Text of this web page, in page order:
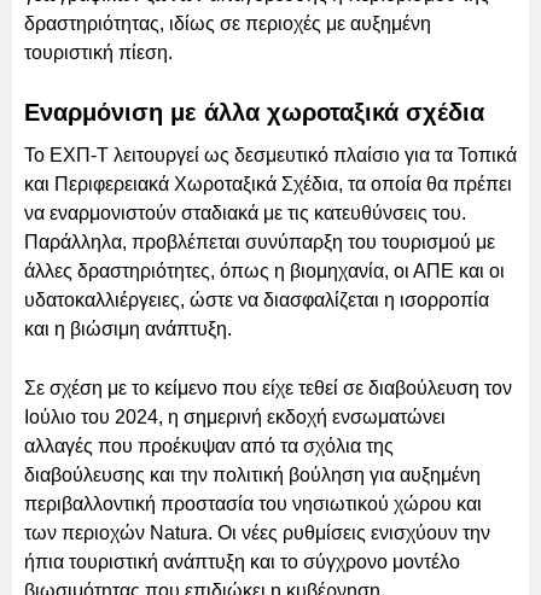
δραστηριότητας, ιδίως σε περιοχές με αυξημένη
τουριστική πίεση.
Εναρμόνιση με άλλα χωροταξικά σχέδια
Το ΕΧΠ-Τ λειτουργεί ως δεσμευτικό πλαίσιο για τα Τοπικά
και Περιφερειακά Χωροταξικά Σχέδια, τα οποία θα πρέπει
να εναρμονιστούν σταδιακά με τις κατευθύνσεις του.
Παράλληλα, προβλέπεται συνύπαρξη του τουρισμού με
άλλες δραστηριότητες, όπως η βιομηχανία, οι ΑΠΕ και οι
υδατοκαλλιέργειες, ώστε να διασφαλίζεται η ισορροπία
και η βιώσιμη ανάπτυξη.
Σε σχέση με το κείμενο που είχε τεθεί σε διαβούλευση τον
Ιούλιο του 2024, η σημερινή εκδοχή ενσωματώνει
αλλαγές που προέκυψαν από τα σχόλια της
διαβούλευσης και την πολιτική βούληση για αυξημένη
περιβαλλοντική προστασία του νησιωτικού χώρου και
των περιοχών Natura. Οι νέες ρυθμίσεις ενισχύουν την
ήπια τουριστική ανάπτυξη και το σύγχρονο μοντέλο
βιωσιμότητας που επιδιώκει η κυβέρνηση.